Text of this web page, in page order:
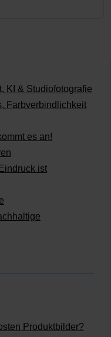
KI & Studiofotografie
Farbverbindlichkeit
es an!
ist
Produktbilder?